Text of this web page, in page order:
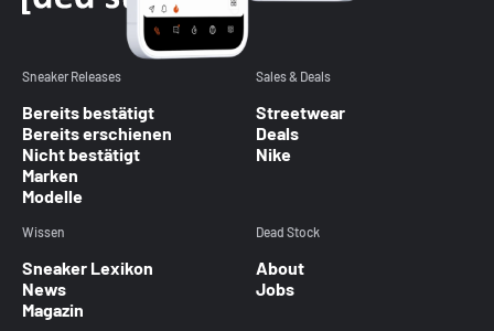
Sneaker Releases
Bereits bestätigt
Bereits erschienen
Nicht bestätigt
Marken
Modelle
Sales & Deals
Streetwear
Deals
Nike
Wissen
Sneaker Lexikon
News
Magazin
Dead Stock
About
Jobs